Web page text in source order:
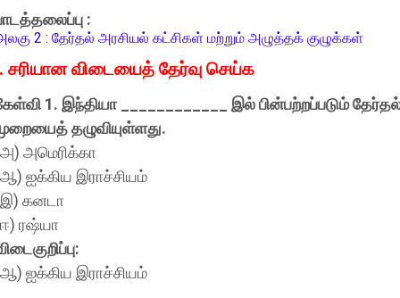
:
2 : தேர்தல் அரசியல் கட்சிகள் மற்றும் அழுத்தக் குழுக்கள்
சரியான விடையைத் தேர்வு செய்க
1. இந்தியா ____________ இல் பின்பற்றப்படும்
தழுவியுள்ளது.
அமெரிக்கா
ஐக்கிய இராச்சியம்
கனடா
ரஷ்யா
ஐக்கிய இராச்சியம்